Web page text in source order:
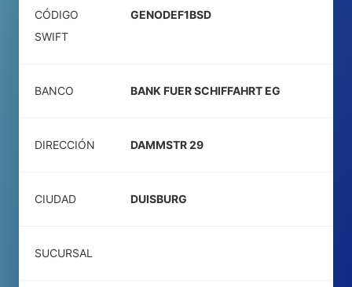
CÓDIGO
SWIFT
GENODEF1BSD
BANCO BANK FUER SCHIFFAHRT EG
DIRECCIÓN DAMMSTR 29
CIUDAD DUISBURG
SUCURSAL